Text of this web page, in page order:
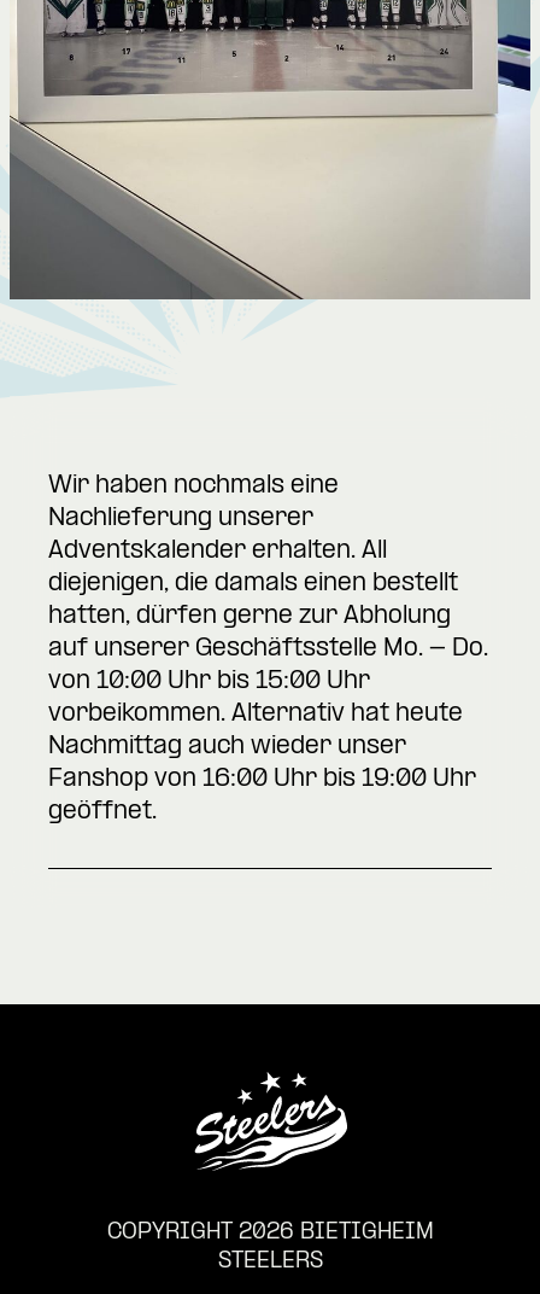
Wir haben nochmals eine
Nachlieferung unserer
Adventskalender erhalten. All
diejenigen, die damals einen bestellt
hatten, dürfen gerne zur Abholung
auf unserer Geschäftsstelle Mo. - Do.
von 10:00 Uhr bis 15:00 Uhr
vorbeikommen. Alternativ hat heute
Nachmittag auch wieder unser
Fanshop von 16:00 Uhr bis 19:00 Uhr
geöffnet.
COPYRIGHT 2026 BIETIGHEIM
STEELERS